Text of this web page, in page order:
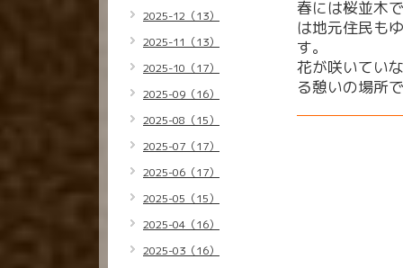
春には桜並木
は地元住民も
す。
花が咲いてい
る憩いの場所
2025-12（13）
2025-11（13）
2025-10（17）
2025-09（16）
2025-08（15）
2025-07（17）
2025-06（17）
2025-05（15）
2025-04（16）
2025-03（16）